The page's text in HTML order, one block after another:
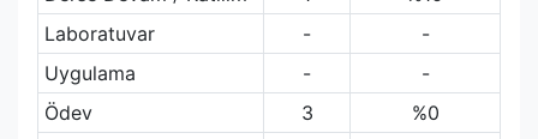
Laboratuvar
-
-
Uygulama
-
-
Ödev
3
%0